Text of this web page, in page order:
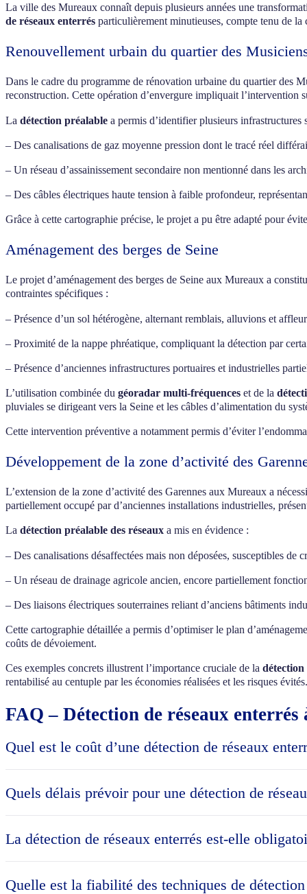
La ville des Mureaux connaît depuis plusieurs années une
de réseaux enterrés particulièrement minutieuses, compte tenu de
Renouvellement urbain du quartier des
Dans le cadre du programme de rénovation urbaine du quartier des
reconstruction. Cette opération d’envergure impliquait l’intervention
La détection préalable a permis d’identifier plusieurs infrastructures
– Des canalisations de gaz moyenne pression dont le tracé réel
– Un réseau d’assainissement secondaire non mentionné dans les
– Des câbles électriques haute tension à faible profondeur,
Grâce à cette cartographie précise, le projet a pu être adapté pour
Aménagement des berges de Seine
Le projet d’aménagement des berges de Seine aux Mureaux a
contraintes spécifiques :
– Présence d’un sol hétérogène, alternant remblais, alluvions et
– Proximité de la nappe phréatique, compliquant la détection par
– Présence d’anciennes infrastructures portuaires et industrielles
L’utilisation combinée du géoradar multi-fréquences et de la
pluviales se dirigeant vers la Seine et les câbles d’alimentation du
Cette intervention préventive a notamment permis d’éviter
Développement de la zone d’activité des
L’extension de la zone d’activité des Garennes aux Mureaux a
partiellement occupé par d’anciennes installations industrielles,
La détection préalable des réseaux a mis en évidence :
– Des canalisations désaffectées mais non déposées, susceptibles de
– Un réseau de drainage agricole ancien, encore partiellement
– Des liaisons électriques souterraines reliant d’anciens bâtiments
Cette cartographie détaillée a permis d’optimiser le plan
coûts de dévoiement.
Ces exemples concrets illustrent l’importance cruciale de la
rentabilisé au centuple par les économies réalisées et les risques évités.
FAQ – Détection de réseaux
Quel est le coût d’une détection de réseaux
l’intervention terrain, le géoréférencement et la livraison des plans
Quels délais prévoir pour une détection de
interventions prioritaires peuvent être organisées sous 48-72h,
La détection de réseaux enterrés est-elle
dans l’emprise de réseaux sensibles en zone urbaine, ce qui
Quelle est la fiabilité des techniques de